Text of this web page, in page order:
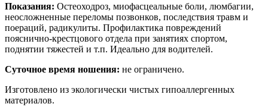
Показания: Остеоходроз, миофасцеальные боли, люмбагии,
неосложненные переломы позвонков, последствия травм и
поераций, радикулиты. Профилактика повреждений
пояснично-крестцового отдела при занятиях спортом,
поднятии тяжестей и т.п. Идеально для водителей.
Суточное время ношения: не ограничено.
Изготовлено из экологически чистых гипоаллергенных
материалов.